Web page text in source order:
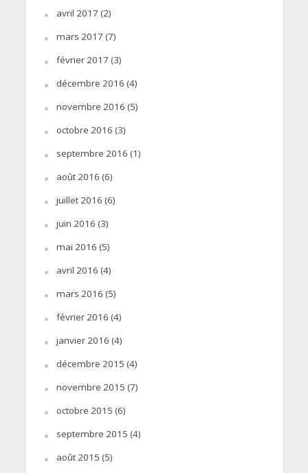
avril 2017 (2)
mars 2017 (7)
février 2017 (3)
décembre 2016 (4)
novembre 2016 (5)
octobre 2016 (3)
septembre 2016 (1)
août 2016 (6)
juillet 2016 (6)
juin 2016 (3)
mai 2016 (5)
avril 2016 (4)
mars 2016 (5)
février 2016 (4)
janvier 2016 (4)
décembre 2015 (4)
novembre 2015 (7)
octobre 2015 (6)
septembre 2015 (4)
août 2015 (5)